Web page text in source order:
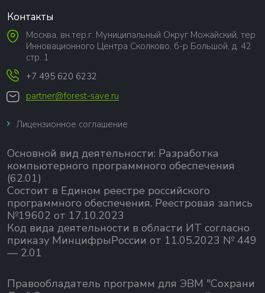
Контакты
Москва, вн.тер.г. Муниципальный Округ Можайский, тер
Инновационного Центра Сколково, б-р Большой, д. 42
стр. 1
+7 495 620 6232
partner@forest-save.ru
Лицензионное соглашение
Основной вид деятельности: Разработка
компьютерного программного обеспечения
(62.01)
Состоит в Едином реестре российского
программного обеспечения. Реестровая запись
№19602 от 17.10.2023
Код вида деятельности в области ИТ согласно
приказу МинцифрыРоссии от 11.05.2023 № 449
— 2.01
Правообладатель программ для ЭВМ "Сохрани